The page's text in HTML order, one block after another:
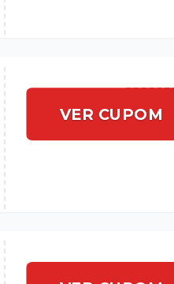
VER CUPOM